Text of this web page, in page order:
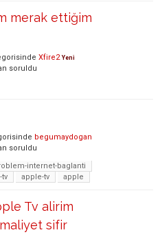
merak ettiğim
Xfire2 Yeni
soruldu
begumaydogan
soruldu
internet-baglanti
tv
apple-tv apple
Tv alirim
sifir